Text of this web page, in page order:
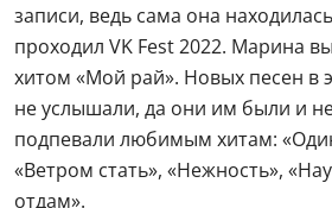
записи, ведь сама она
проходил VK Fest 2022. Марина
хитом «Мой рай». Новых песен в
не услышали, да они им были и
подпевали любимым хитам:
«Ветром стать», «Нежность»,
отдам».